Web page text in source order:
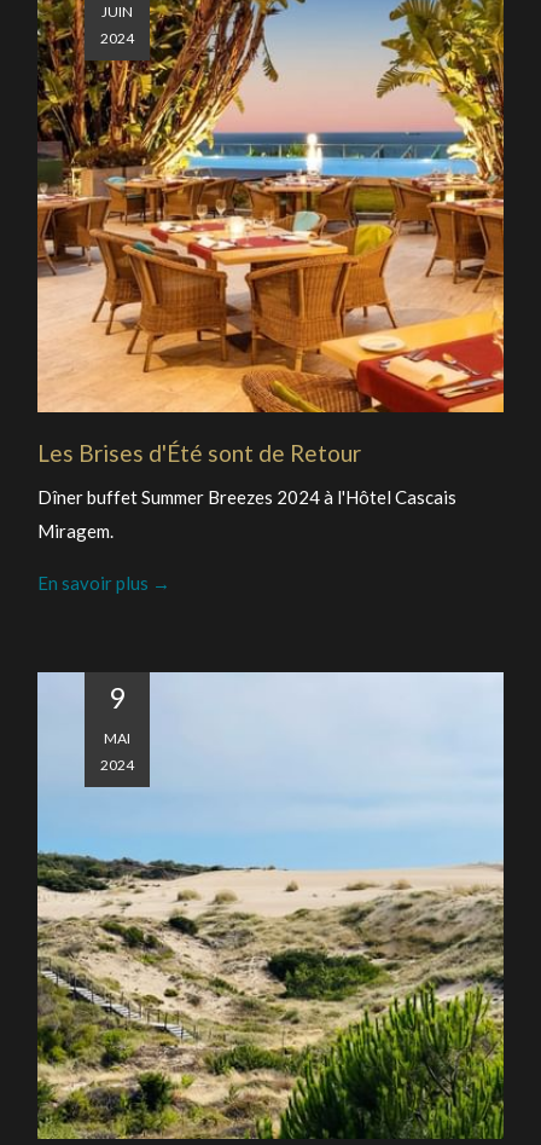
JUIN
2024
Les Brises d'Été sont de Retour
Dîner buffet Summer Breezes 2024 à l'Hôtel Cascais
Miragem.
En savoir plus
9
MAI
2024